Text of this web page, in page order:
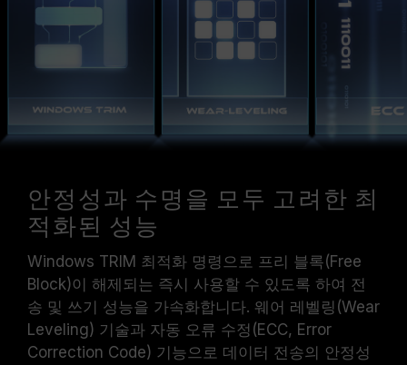
안정성과 수명을 모두 고려한 최
적화된 성능
Windows TRIM 최적화 명령으로 프리 블록(Free
Block)이 해제되는 즉시 사용할 수 있도록 하여 전
송 및 쓰기 성능을 가속화합니다. 웨어 레벨링(Wear
Leveling) 기술과 자동 오류 수정(ECC, Error
Correction Code) 기능으로 데이터 전송의 안정성